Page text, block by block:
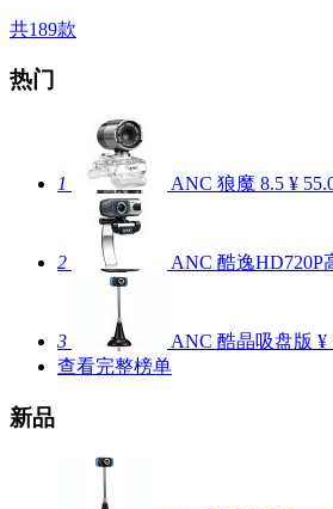
共189款
热门
1 ANC 狼魔 8.5 ¥
2 ANC 酷逸HD720P
3 ANC 酷晶吸盘版 ¥
查看完整榜单
新品